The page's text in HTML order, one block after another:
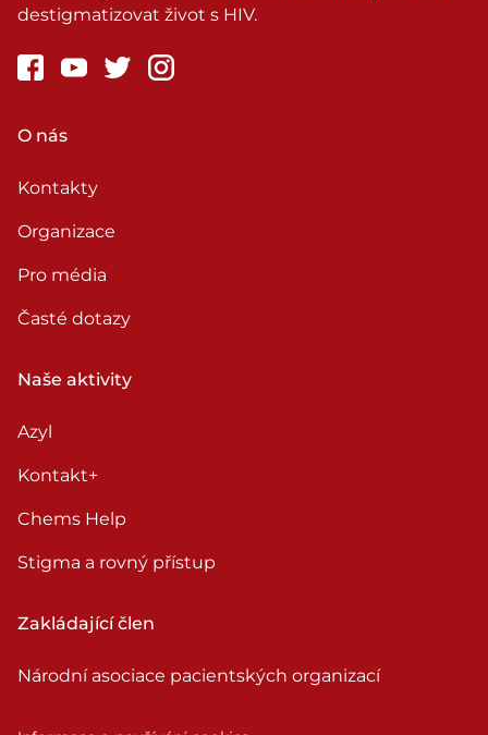
destigmatizovat život s HIV.
O nás
Kontakty
Organizace
Pro média
Časté dotazy
Naše aktivity
Azyl
Kontakt+
Chems Help
Stigma a rovný přístup
Zakládající člen
Národní asociace pacientských organizací